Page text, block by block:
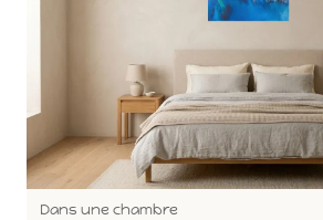
Dans une chambre